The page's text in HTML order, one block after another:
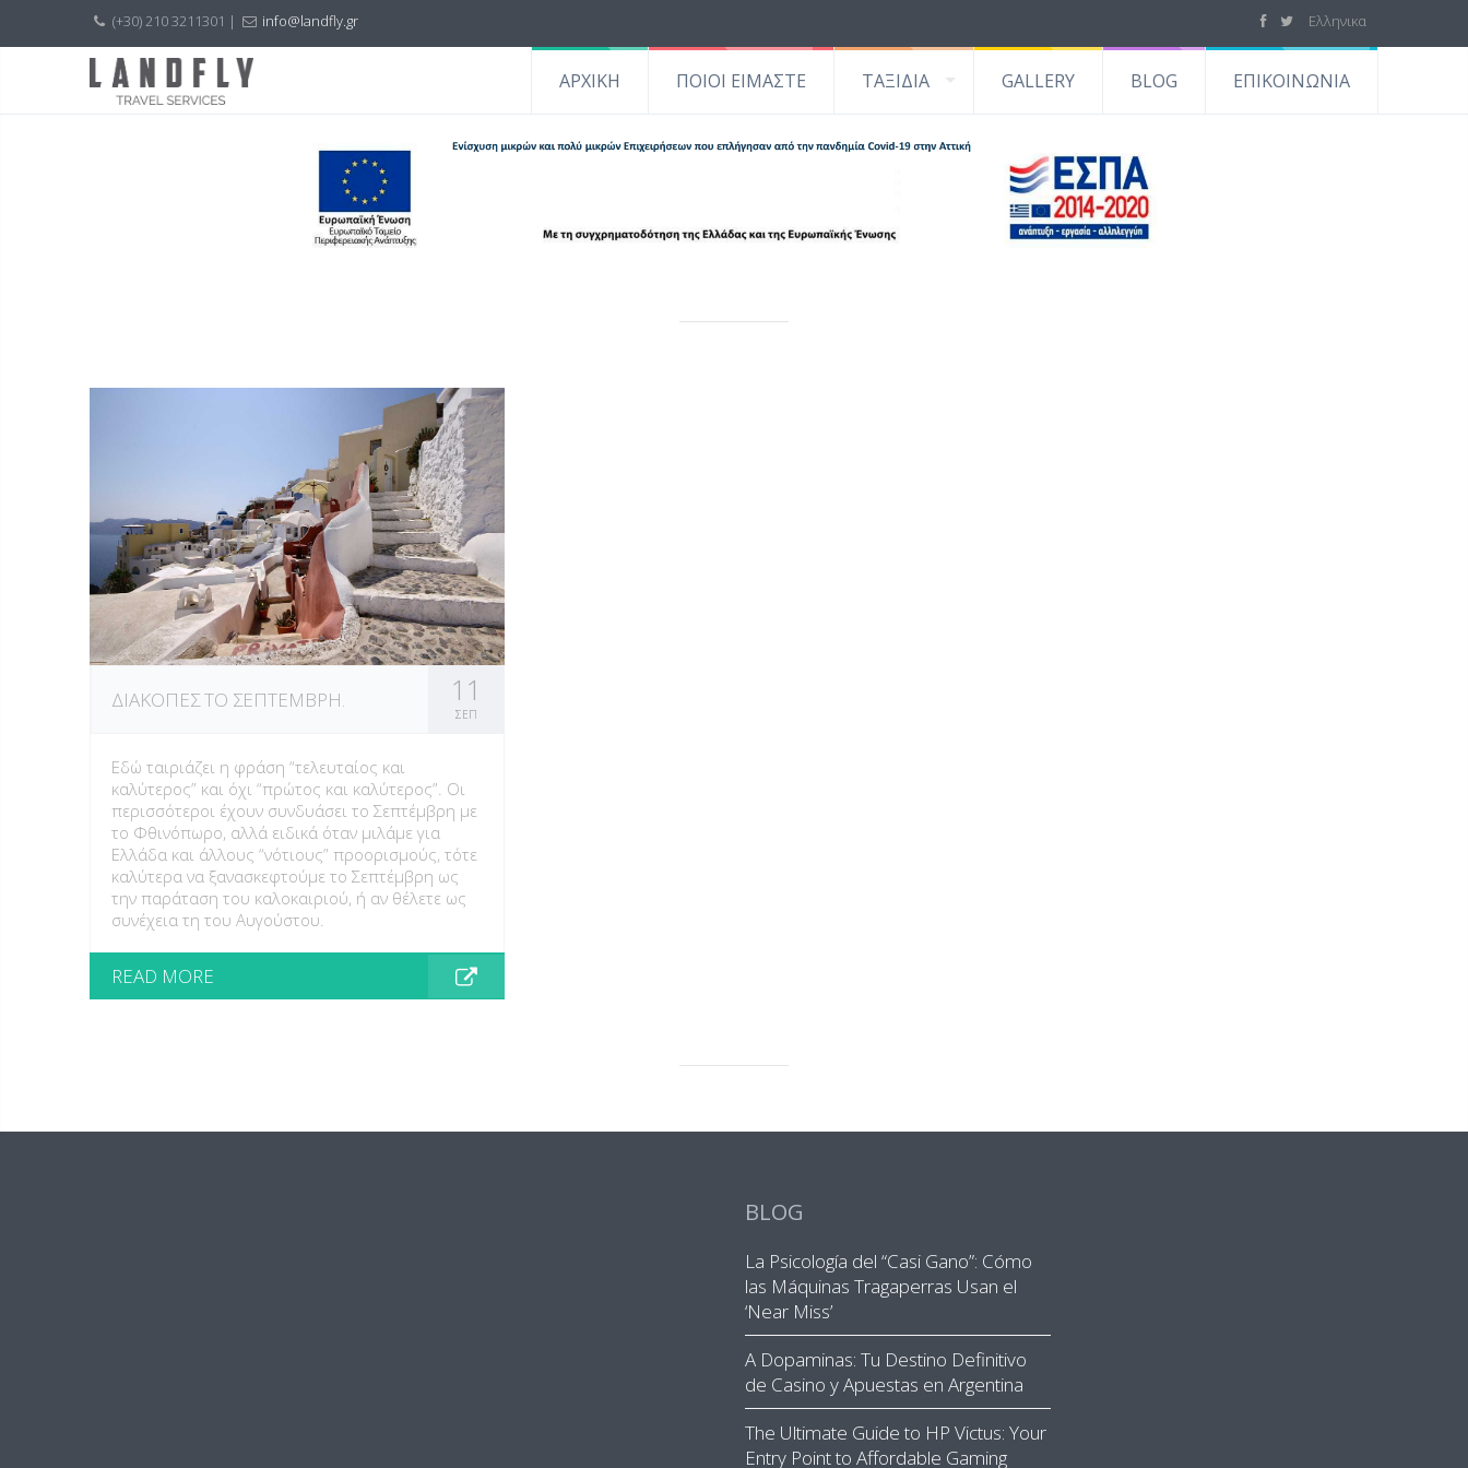
(+30) 210 3211301 | info@landfly.gr Ελληνικα
ΑΡΧΙΚΗ ΠΟΙΟΙ ΕΙΜΑΣΤΕ ΤΑΞΙΔΙΑ GALLERY BLOG ΕΠΙΚΟΙΝΩΝΙΑ
ΔΙΑΚΟΠΈΣ ΤΟ ΣΕΠΤΈΜΒΡΗ. 11
ΣΕΠ
Εδώ ταιριάζει η φράση “τελευταίος και
καλύτερος” και όχι “πρώτος και καλύτερος”. Οι
περισσότεροι έχουν συνδυάσει το Σεπτέμβρη με
το Φθινόπωρο, αλλά ειδικά όταν μιλάμε για
Ελλάδα και άλλους “νότιους” προορισμούς, τότε
καλύτερα να ξανασκεφτούμε το Σεπτέμβρη ως
την παράταση του καλοκαιριού, ή αν θέλετε ως
συνέχεια τη του Αυγούστου.
READ MORE
BLOG
La Psicología del “Casi Gano”: Cómo
las Máquinas Tragaperras Usan el
‘Near Miss’
A Dopaminas: Tu Destino Definitivo
de Casino y Apuestas en Argentina
The Ultimate Guide to HP Victus: Your
Entry Point to Affordable Gaming